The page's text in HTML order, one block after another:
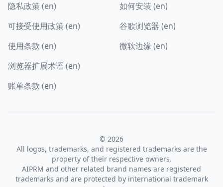
隐私政策 (en)
可接受使用政策 (en)
使用条款 (en)
浏览器扩展术语 (en)
账单条款 (en)
如何安装 (en)
谷歌浏览器 (en)
微软边缘 (en)
© 2026
All logos, trademarks, and registered trademarks are the
property of their respective owners.
AIPRM and other related brand names are registered
trademarks and are protected by international trademark